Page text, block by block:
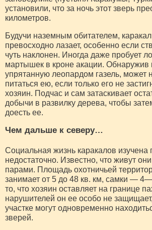
установили, что за ночь этот зверь
километров.
Будучи наземным обитателем,
превосходно лазает, особенно если
чуть наклонен. Иногда даже пробует
мартышек в кроне акации. Обнаружив
упрятанную леопардом газель, может
питаться ею, если только его не
хозяин. Подчас и сам затаскивает
добычи в развилку дерева, чтобы
доесть ее.
Чем дальше к северу…
Социальная жизнь каракалов изучена
недостаточно. Известно, что живут
парами. Площадь охотничьей
занимает от 5 до 48 кв. км, самки —
то, что хозяин оставляет на границе
нарушителей он ее особо не
участке могут одновременно
зверей.